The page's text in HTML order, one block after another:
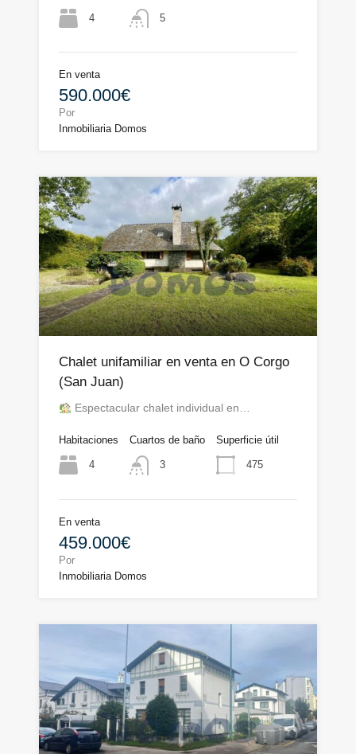
4 5
En venta
590.000€
Por
Inmobiliaria Domos
Chalet unifamiliar en venta en O Corgo
(San Juan)
Espectacular chalet individual en…
Habitaciones
4
Cuartos de baño
3
Superficie útil
475
En venta
459.000€
Por
Inmobiliaria Domos